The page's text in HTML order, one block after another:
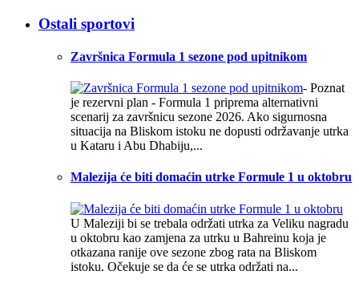
Ostali sportovi
Završnica Formula 1 sezone pod upitnikom
- Poznat
je rezervni plan - Formula 1 priprema alternativni
scenarij za završnicu sezone 2026. Ako sigurnosna
situacija na Bliskom istoku ne dopusti održavanje utrka
u Kataru i Abu Dhabiju,...
Malezija će biti domaćin utrke Formule 1 u oktobru
U Maleziji bi se trebala održati utrka za Veliku nagradu
u oktobru kao zamjena za utrku u Bahreinu koja je
otkazana ranije ove sezone zbog rata na Bliskom
istoku. Očekuje se da će se utrka održati na...